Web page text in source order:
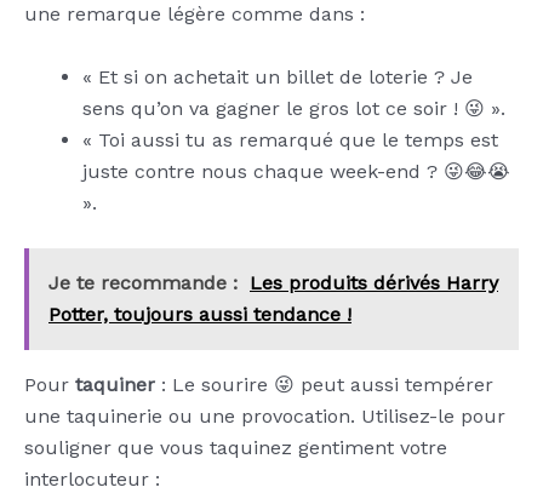
une remarque légère comme dans :
« Et si on achetait un billet de loterie ? Je
sens qu’on va gagner le gros lot ce soir ! 😜 ».
« Toi aussi tu as remarqué que le temps est
juste contre nous chaque week-end ? 😜😂😭
».
Je te recommande : Les produits dérivés Harry
Potter, toujours aussi tendance !
Pour taquiner : Le sourire 😜 peut aussi tempérer
une taquinerie ou une provocation. Utilisez-le pour
souligner que vous taquinez gentiment votre
interlocuteur :